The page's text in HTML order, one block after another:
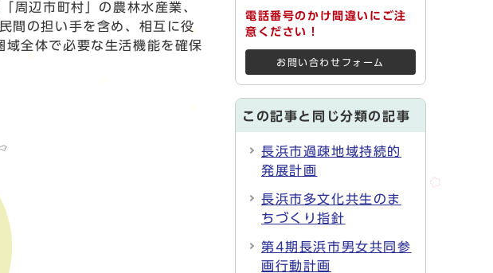
周辺市町村」の農林水産業、
間の担い手を含め、相互に役
全体で必要な生活機能を確保
電話番号のかけ間違いにご注
意ください！
お問い合わせフォーム
この記事と同じ分類の記事
長浜市過疎地域持続的
発展計画
長浜市多文化共生のま
ちづくり指針
第4期長浜市男女共同参
画行動計画